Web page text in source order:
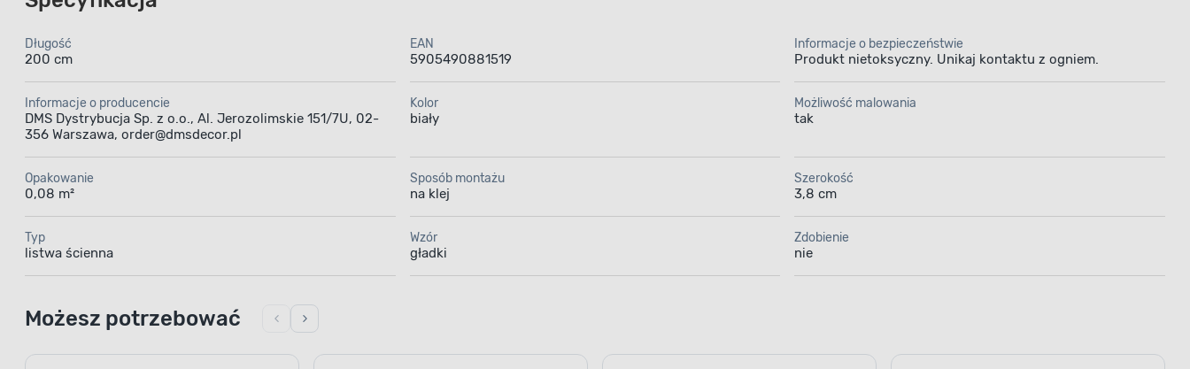
Długość
200 cm
EAN
5905490881519
Informacje o bezpieczeństwie
Produkt nietoksyczny. Unikaj kontaktu z ogniem.
Informacje o producencie
DMS Dystrybucja Sp. z o.o., Al. Jerozolimskie 151/7U, 02-
356 Warszawa, order@dmsdecor.pl
Kolor
biały
Możliwość malowania
tak
Opakowanie
0,08 m²
Sposób montażu
na klej
Szerokość
3,8 cm
Typ
listwa ścienna
Wzór
gładki
Zdobienie
nie
Możesz potrzebować